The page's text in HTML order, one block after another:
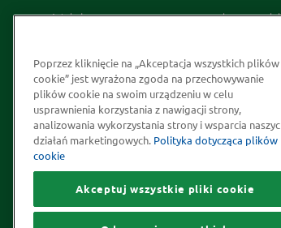
Artykuły
Skąd bierzemy nasze przyprawy
Strategia Podatkowa
Społeczna odpowiedzialność
Kakao odpowiedzialnie
pozyskiwane
desery
Prawa autorskie © 2026
Poprzez kliknięcie na „Akceptacja wszystkich plików
cookie” jest wyrażona zgoda na przechowywanie
plików cookie na swoim urządzeniu w celu
usprawnienia korzystania z nawigacji strony,
analizowania wykorzystania strony i wsparcia
działań marketingowych. Polityka dotycząca plików
cookie
Akceptuj wszystkie pliki cookie